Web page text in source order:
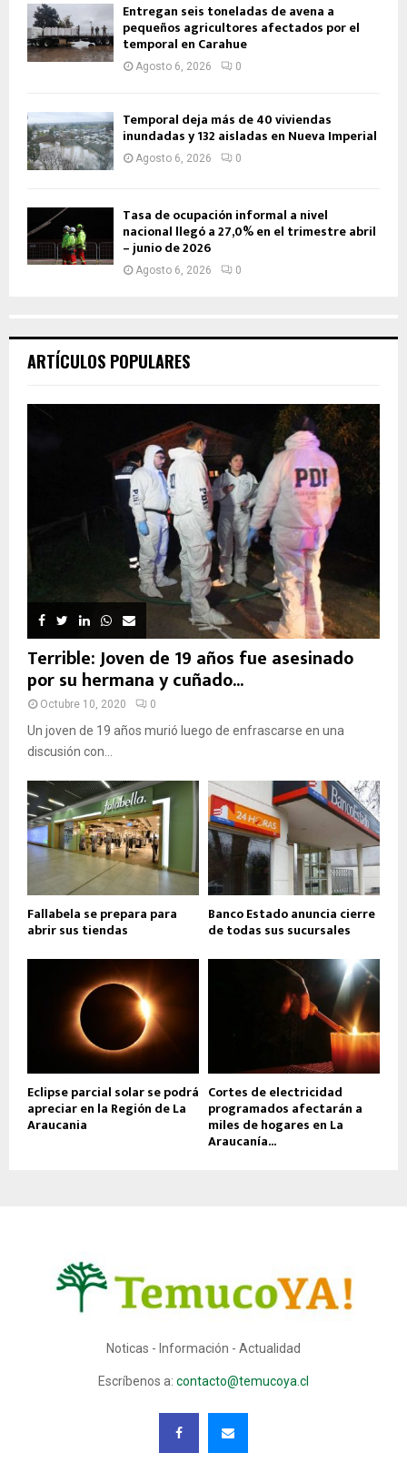
Entregan seis toneladas de avena a
pequeños agricultores afectados por el
temporal en Carahue
Agosto 6, 2026 0
Temporal deja más de 40 viviendas
inundadas y 132 aisladas en Nueva Imperial
Agosto 6, 2026 0
Tasa de ocupación informal a nivel
nacional llegó a 27,0% en el trimestre abril
– junio de 2026
Agosto 6, 2026 0
ARTÍCULOS POPULARES
Terrible: Joven de 19 años fue asesinado
por su hermana y cuñado...
Octubre 10, 2020 0
Un joven de 19 años murió luego de enfrascarse en una
discusión con...
Fallabela se prepara para
abrir sus tiendas
Banco Estado anuncia cierre
de todas sus sucursales
Eclipse parcial solar se podrá
apreciar en la Región de La
Araucania
Cortes de electricidad
programados afectarán a
miles de hogares en La
Araucanía...
Noticas - Información - Actualidad
Escríbenos a: contacto@temucoya.cl